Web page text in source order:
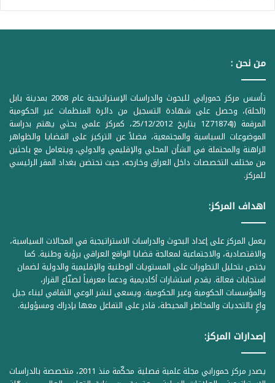
من نحن :
تأسس مركز حمورابي للبحوث والدراسات الإستراتيجية عام 2008 بمدينة بابل
(الحلة)، وحصل على شهادة التسجيل من دائرة المنظمات غير الحكومية
المرقمة ((1Z71874 بتاريخ 25/12/2012، كمركز علمي بحثي يهتم بدراسة
الموضوعات السياسية والمجتمعية، فضلاً عن التركيز على القضايا والظواهر
الراهنة والمحتملة في الشأن المحلي والإقليمي والدولي، ويتعامل مع باحثين
من مختلف التخصصات داخل العراق وخارجه، حيث تحتضن بغداد المقر الرئيسي
للمركز.
اهداف المركز:
يعمل المركز على إعداد البحوث والدراسات الاستراتيجية في المجالات السياسية،
والاقتصادية، والاجتماعية لمعالجة قضايا الواقع العراقي برؤية وطنية. كما
يختص بتحليل التطورات على المستويات الوطنية والإقليمية والدولية لضمان
استجابات فعالة. يقدم استشارات أكاديمية ودعماً معرفياً لصنّاع القرار،
والمؤسسات الحكومية وغير الحكومية. ويسعى لنشر الوعي الثقافي لبناء جيل
واعٍ بالتحديات والمخاطر المحيطة، قادر على التفاعل معها بإدراك ومسؤولية.
إصدارات المركز:
يصدر مركز حمورابي مجلة علمية فصلية محكّمة منذ 2011، متخصصة بالدراسات